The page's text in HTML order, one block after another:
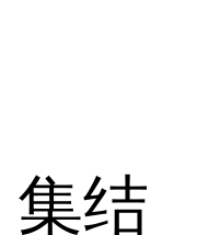
集结